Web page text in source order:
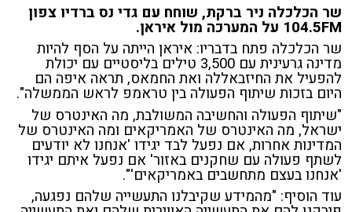
שר הכלכלה ניר ברקת, שוחח עם גדי נס ברדיו צפון
104.5FM על המערכה מול איראן.
שר הכלכלה פתח בדבריו:איראן הייתה על הסף להיות
מדינה גרעינית עם 3,500 טילים בליסטיים עם יכולת
להפעיל את החיזבאללה ואת החמאס, תראה איפה הם
היום בזכות שיתוף הפעולה בין טראמפ לראש הממשלה".
"שיתוף הפעולה והחשיבה המשולבת, מה האינטרס של
ישראל, מה האינטרס של האמריקאים ומה האינטרס של
המדינות אחרות, אם נפעל לבד יגידו 'אנחנו לא יודעים
לשתף פעולה עם שחקנים באזור' אם נפעל איתם יגידו
'אנחנו בעצם מתחשבים באמריקאים'".
עוד הוסיף: "מהמידע שקיבלנו התעשייה שלהם נפגעה,